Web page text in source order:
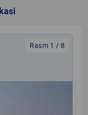
Rasm 1 / 8